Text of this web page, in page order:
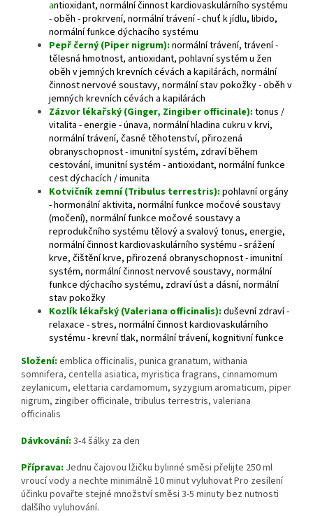
antioxidant, normální činnost kardiovaskulárního systému
- oběh - prokrvení, normální trávení - chuť k jídlu, libido,
normální funkce dýchacího systému
Pepř černý (Piper nigrum): normální trávení, trávení -
tělesná hmotnost, antioxidant, pohlavní systém u žen
oběh v jemných krevních cévách a kapilárách, normální
činnost nervové soustavy, normální stav pokožky - oběh v
jemných krevních cévách a kapilárách
Zázvor lékařský (Ginger, Zingiber officinale): tonus /
vitalita - energie - únava, normální hladina cukru v krvi,
normální trávení, časné těhotenství, přirozená
obranyschopnost - imunitní systém, zdraví během
cestování, imunitní systém - antioxidant, normální funkce
cest dýchacích / imunita
Kotvičník zemní (Tribulus terrestris): pohlavní orgány
- hormonální aktivita, normální funkce močové soustavy
(močení), normální funkce močové soustavy a
reprodukčního systému tělový a svalový tonus, energie,
normální činnost kardiovaskulárního systému - srážení
krve, čištění krve, přirozená obranyschopnost - imunitní
systém, normální činnost nervové soustavy, normální
funkce dýchacího systému, zdraví úst a dásní, normální
stav pokožky
Kozlík lékařský (Valeriana officinalis): duševní zdraví -
relaxace - stres, normální činnost kardiovaskulárního
systému - krevní tlak, normální trávení, kognitivní funkce
Složení: emblica officinalis, punica granatum, withania
somnifera, centella asiatica, myristica fragrans, cinnamomum
zeylanicum, elettaria cardamomum, syzygium aromaticum, piper
nigrum, zingiber officinale, tribulus terrestris, valeriana
officinalis
Dávkování: 3-4 šálky za den
Příprava: Jednu čajovou lžičku bylinné směsi přelijte 250 ml
vroucí vody a nechte minimálně 10 minut vyluhovat Pro zesílení
účinku povařte stejné množství směsi 3-5 minuty bez nutnosti
dalšího vyluhování.